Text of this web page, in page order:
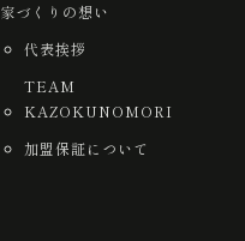
家づくりの想い
代表挨拶
TEAM
KAZOKUNOMORI
加盟保証について